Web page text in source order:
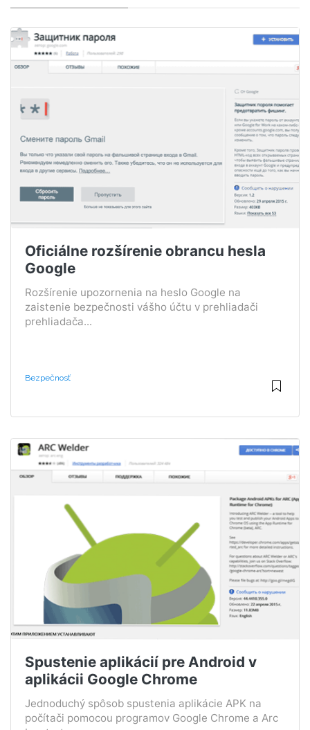
Oficiálne rozšírenie obrancu hesla
Google
Rozšírenie upozornenia na heslo Google na
zaistenie bezpečnosti vášho účtu v prehliadači
prehliadača...
Bezpečnosť
Spustenie aplikácií pre Android v
aplikácii Google Chrome
Jednoduchý spôsob spustenia aplikácie APK na
počítači pomocou programov Google Chrome a Arc